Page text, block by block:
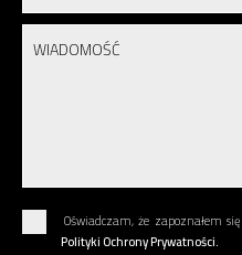
Oświadczam, że zapoznałem
Polityki Ochrony Prywatności.